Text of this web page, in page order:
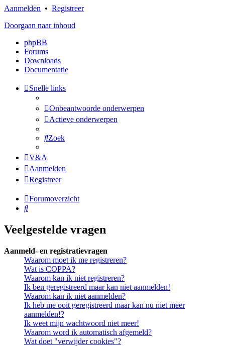
Aanmelden • Registreer
Doorgaan naar inhoud
phpBB
Forums
Downloads
Documentatie
Snelle links
Onbeantwoorde onderwerpen
Actieve onderwerpen
Zoek
V&A
Aanmelden
Registreer
Forumoverzicht
Zoek
Veelgestelde vragen
Aanmeld- en registratievragen
Waarom moet ik me registreren?
Wat is COPPA?
Waarom kan ik niet registreren?
Ik ben geregistreerd maar kan niet aanmelden!
Waarom kan ik niet aanmelden?
Ik heb me ooit geregistreerd maar kan nu niet meer
aanmelden!?
Ik weet mijn wachtwoord niet meer!
Waarom word ik automatisch afgemeld?
Wat doet "verwijder cookies"?